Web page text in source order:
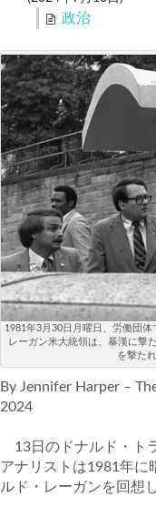
サイバーセ
航空宇宙・
国境・移民
テクノロジ
コメンタリー
社説
ビル・ガー
東アジア
政治
1981年3月30日月曜日、労働団
レーガン米大統領は、暴漢に撃
を撃た
By Jennifer Harper –
2024
13日のドナルド・ト
アナリストは1981年に
ルド・レーガンを回想